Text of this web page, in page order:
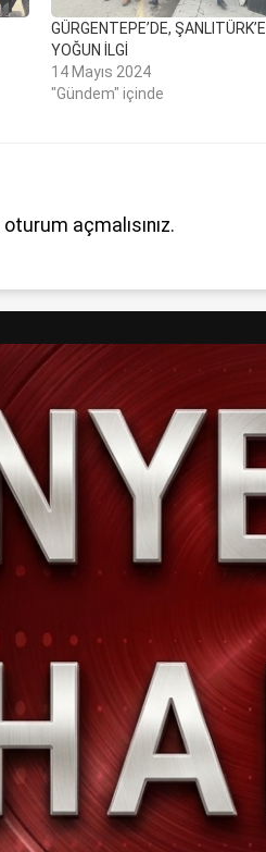
GÜRGENTEPE’DE, ŞANLITÜRK’E
YOĞUN İLGİ
14 Mayıs 2024
"Gündem" içinde
oturum açmalısınız.